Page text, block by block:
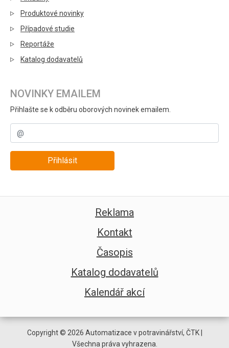
Produktové novinky
Případové studie
Reportáže
Katalog dodavatelů
NOVINKY EMAILEM
Přihlašte se k odběru oborových novinek emailem.
Přihlásit
Reklama
Kontakt
Časopis
Katalog dodavatelů
Kalendář akcí
Copyright © 2026 Automatizace v potravinářství, ČTK |
Všechna práva vyhrazena.